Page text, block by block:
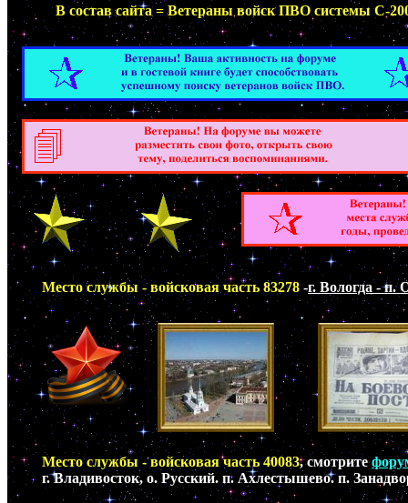
В состав сайта = Ветераны войск ПВО системы С-
Место службы - войсковая часть 83278 -г. Вологда - п.
Место службы - войсковая часть 40083, смотрите
г. Владивосток, о. Русский. п. Ахлестышево. п.